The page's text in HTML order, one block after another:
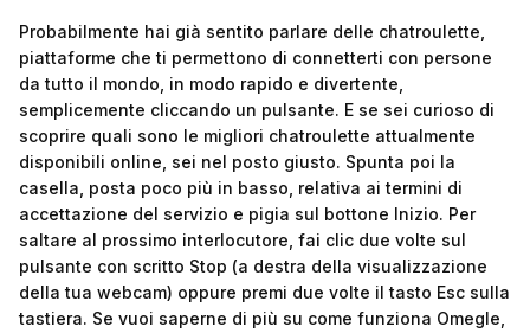
Probabilmente hai già sentito parlare delle chatroulette,
piattaforme che ti permettono di connetterti con persone
da tutto il mondo, in modo rapido e divertente,
semplicemente cliccando un pulsante. E se sei curioso di
scoprire quali sono le migliori chatroulette attualmente
disponibili online, sei nel posto giusto. Spunta poi la
casella, posta poco più in basso, relativa ai termini di
accettazione del servizio e pigia sul bottone Inizio. Per
saltare al prossimo interlocutore, fai clic due volte sul
pulsante con scritto Stop (a destra della visualizzazione
della tua webcam) oppure premi due volte il tasto Esc sulla
tastiera. Se vuoi saperne di più su come funziona Omegle,